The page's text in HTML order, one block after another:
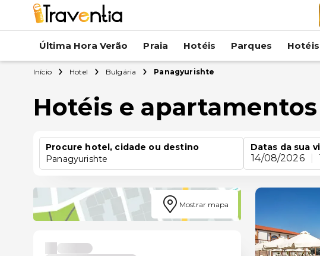
Última Hora Verão Praia Hotéis Parques
Início Hotel Bulgária Panagyurishte
Hotéis e
Procure hotel, cidade ou destino
Panagyurishte
Datas da sua
14/08/2026
Mostrar mapa